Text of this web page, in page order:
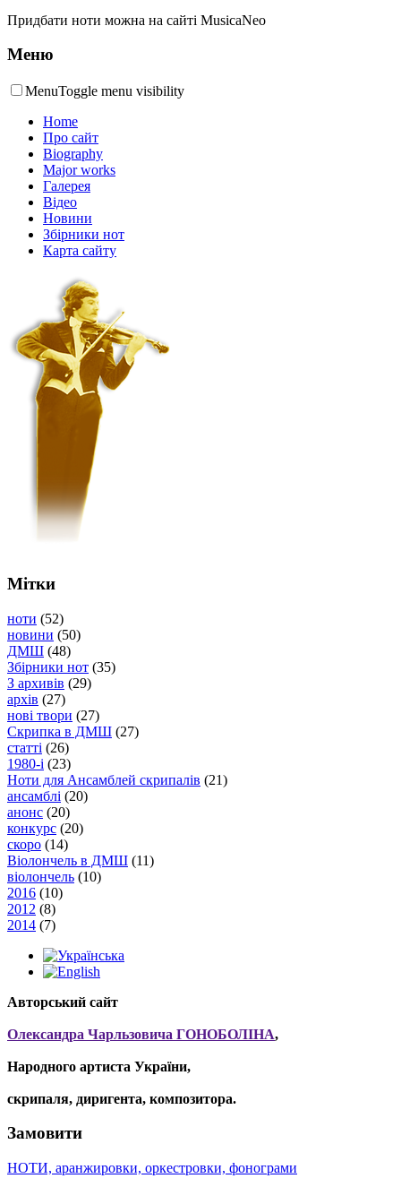
Придбати ноти можна на сайті MusicaNeo
Меню
MenuToggle menu visibility
Home
Про сайт
Biography
Major works
Галерея
Відео
Новини
Збірники нот
Карта сайту
Мітки
ноти (52)
новини (50)
ДМШ (48)
Збірники нот (35)
З архивів (29)
архів (27)
нові твори (27)
Скрипка в ДМШ (27)
статті (26)
1980-і (23)
Ноти для Ансамблей скрипалів (21)
ансамблі (20)
анонс (20)
конкурс (20)
скоро (14)
Віолончель в ДМШ (11)
віолончель (10)
2016 (10)
2012 (8)
2014 (7)
Авторський сайт
Олександра Чарльзовича ГОНОБОЛІНА,
Народного артиста України,
скрипаля, диригента, композитора.
Замовити
НОТИ, аранжировки, оркестровки, фонограми